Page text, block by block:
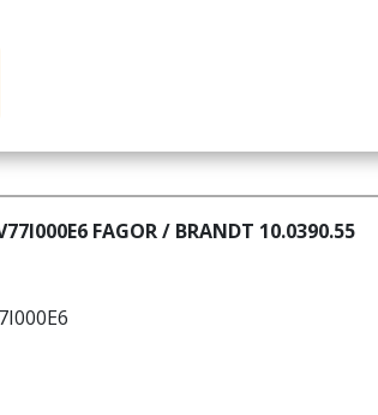
FAGOR / BRANDT 10.0390.55